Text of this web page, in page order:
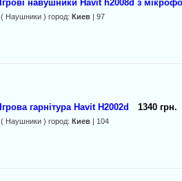
Ігрові навушники Havit h2008d з
( Наушники ) город: Киев| 97
Ігрова гарнітура Havit H2002d 1340 грн.
( Наушники ) город: Киев| 104